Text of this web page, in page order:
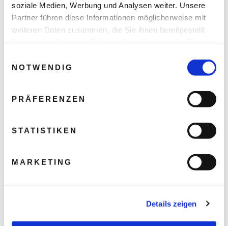
soziale Medien, Werbung und Analysen weiter. Unsere
Partner führen diese Informationen möglicherweise mit
weiteren Daten zusammen, die Sie ihnen bereitgestellt
NOTWENDIG
PRÄFERENZEN
STATISTIKEN
MARKETING
Details zeigen